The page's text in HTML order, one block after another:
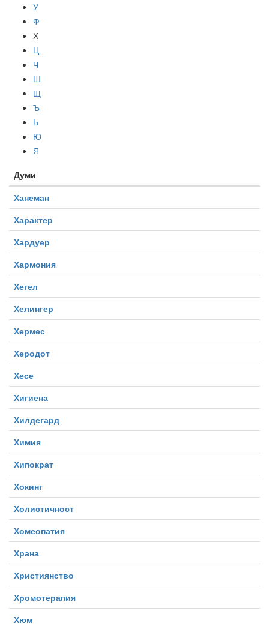
У
Ф
Х
Ц
Ч
Ш
Щ
Ъ
Ь
Ю
Я
Думи
Ханеман
Характер
Хардуер
Хармония
Хегел
Хелингер
Хермес
Херодот
Хесе
Хигиена
Хилдегард
Химия
Хипократ
Хокинг
Холистичност
Хомеопатия
Храна
Християнство
Хромотерапия
Хюм